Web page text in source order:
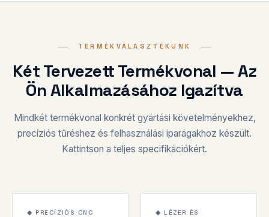
TERMÉKVÁLASZTÉKUNK
Két Tervezett Termékvonal — Az
Ön Alkalmazásához Igazítva
Mindkét termékvonal konkrét gyártási követelményekhez,
precíziós tűréshez és felhasználási iparágakhoz készült.
Kattintson a teljes specifikációkért.
1000°C ±0,02mm
◆ PRECÍZIÓS CNC
1000°C120-200 kV/mm
◆ LÉZER ÉS